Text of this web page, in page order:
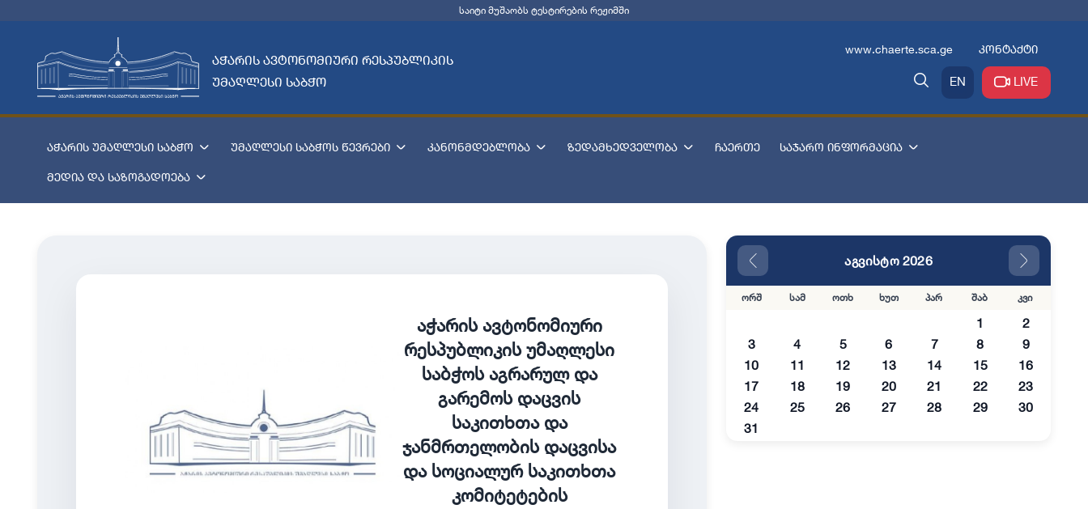
საიტი მუშაობს ტესტირების რეჟიმში
აჭარის ავტონომიური რესპუბლიკის
უმაღლესი საბჭო
www.chaerte.sca.ge კონტაქტი
EN LIVE
აჭარის უმაღლესი საბჭო უმაღლესი საბჭოს წევრები კანონმდებლობა ზედამხედველობა ჩაერთე საჯარო ინფორმაცია
მედია და საზოგადოება
აჭარის ავტონომიური
რესპუბლიკის უმაღლესი
საბჭოს აგრარულ და
გარემოს დაცვის
საკითხთა და
ჯანმრთელობის დაცვისა
და სოციალურ საკითხთა
კომიტეტების
აგვისტო 2026
ორშ სამ ოთხ ხუთ პარ შაბ კვი
1
2
3
4 5 6 7 8
9
10
11 12 13 14 15
16
17
18 19 20 21 22
23
24
25 26 27 28 29
30
31